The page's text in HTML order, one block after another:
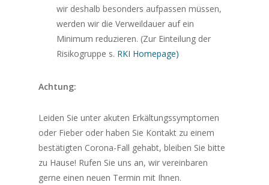
wir deshalb besonders aufpassen müssen,
werden wir die Verweildauer auf ein
Minimum reduzieren. (Zur Einteilung der
Risikogruppe s. RKI Homepage)
Achtung:
Leiden Sie unter akuten Erkältungssymptomen
oder Fieber oder haben Sie Kontakt zu einem
bestätigten Corona-Fall gehabt, bleiben Sie bitte
zu Hause! Rufen Sie uns an, wir vereinbaren
gerne einen neuen Termin mit Ihnen.